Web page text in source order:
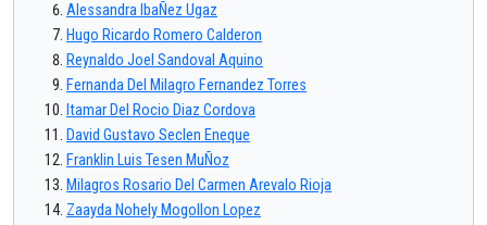
Alessandra IbaÑez Ugaz
Hugo Ricardo Romero Calderon
Reynaldo Joel Sandoval Aquino
Fernanda Del Milagro Fernandez Torres
Itamar Del Rocio Diaz Cordova
David Gustavo Seclen Eneque
Franklin Luis Tesen MuÑoz
Milagros Rosario Del Carmen Arevalo Rioja
Zaayda Nohely Mogollon Lopez